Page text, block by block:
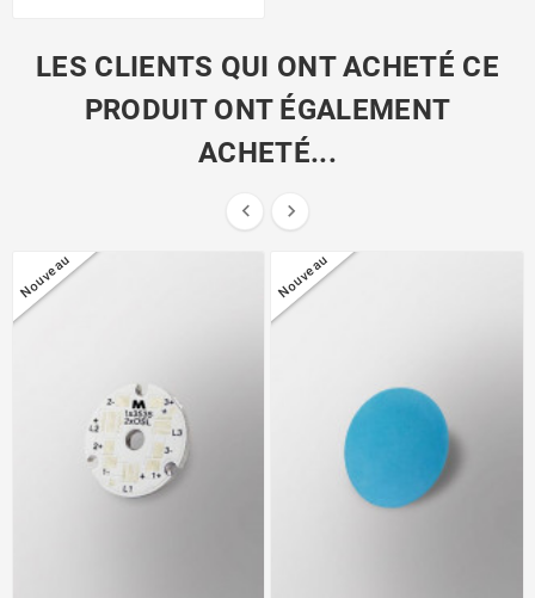
LES CLIENTS QUI ONT ACHETÉ CE
PRODUIT ONT ÉGALEMENT
ACHETÉ...
 
Nouveau Nouveau